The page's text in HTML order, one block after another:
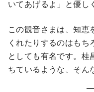
いてあげるよ」と優し
この観音さまは、知恵
くれたりするのはもち
としても有名です。桂
ちているような、そん